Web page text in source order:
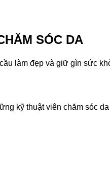
SÓC DA
làm đẹp và giữ gìn sức
kỹ thuật viên chăm sóc